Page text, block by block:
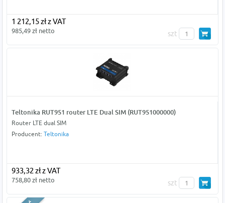
1 212,15 zł z VAT
985,49 zł netto szt
Teltonika RUT951 router LTE Dual SIM (RUT951000000)
Router LTE dual SIM
Producent: Teltonika
933,32 zł z VAT
758,80 zł netto szt